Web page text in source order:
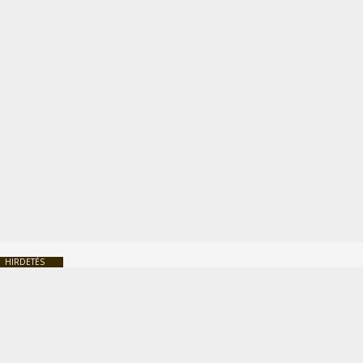
HIRDETÉS